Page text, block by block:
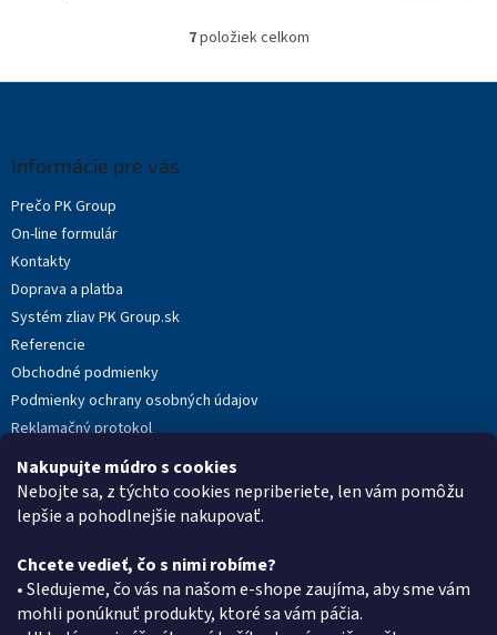
Nakupujte múdro s cookies
Nebojte sa, z týchto cookies nepriberiete, len vám pomôžu
lepšie a pohodlnejšie nakupovať.
Chcete vedieť, čo s nimi robíme?
• Sledujeme, čo vás na našom e-shope zaujíma, aby sme vám
mohli ponúknuť produkty, ktoré sa vám páčia.
O
l
i
s
7položiek celkom
Informácie pre vás
Prečo PK Group
On-line formulár
Kontakty
Doprava a platba
Systém zliav PK Group.sk
Referencie
Obchodné podmienky
Podmienky ochrany osobných údajov
Reklamačný protokol
Novinky
Moja objednávka
Kontakt
eshop@pkgroup.sk